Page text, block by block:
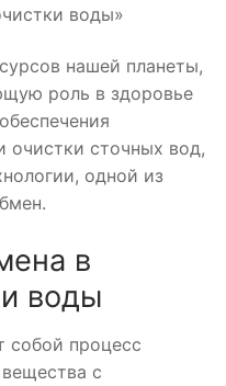
воды»
нашей планеты,
роль в здоровье
очистки сточных вод,
одной из
в
воды
собой процесс
с